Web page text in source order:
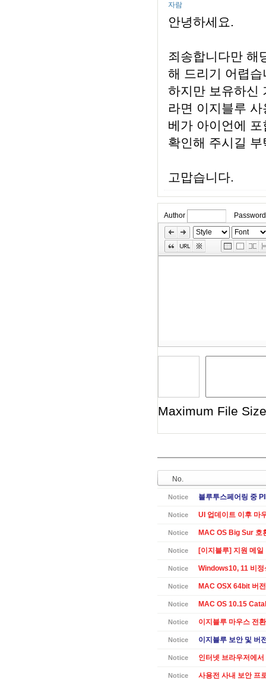
자람
안녕하세요.
죄송합니다만 해
해 드리기 어렵습
하지만 보유하신
라면 이지블루
베가 아이언에
확인해 주시길
고맙습니다.
Author
Password
Skip
Edit
Toolbox
Maximum File
No.
Notice 블루투스페어링 중
Notice UI 업데이트 이후 마
Notice MAC OS Big Sur 호
Notice [이지블루] 지원 메일
Notice Windows10, 11 비정
Notice MAC OSX 64bit 버
Notice MAC OS 10.15
Notice 이지블루 마우스 전
Notice 이지블루 보안 및 버
Notice 인터넷 브라우저에
Notice 사용전 사내 보안 프